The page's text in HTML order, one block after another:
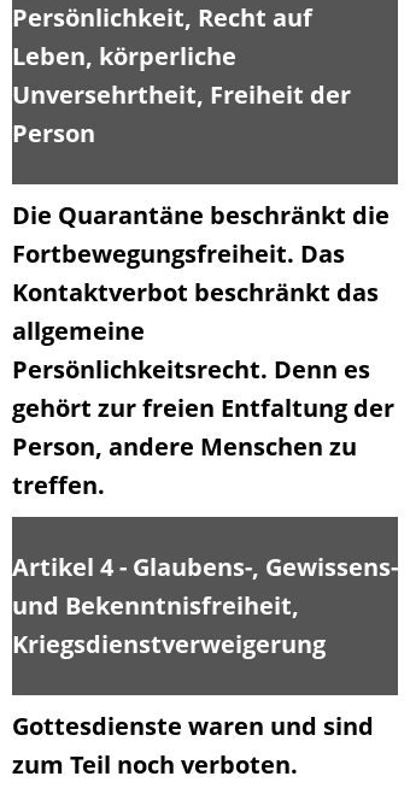
Persönlichkeit, Recht auf
Leben, körperliche
Unversehrtheit, Freiheit der
Person
Die Quarantäne beschränkt die
Fortbewegungsfreiheit. Das
Kontaktverbot beschränkt das
allgemeine
Persönlichkeitsrecht. Denn es
gehört zur freien Entfaltung der
Person, andere Menschen zu
treffen.
Artikel 4 - Glaubens-, Gewissens-
und Bekenntnisfreiheit,
Kriegsdienstverweigerung
Gottesdienste waren und sind
zum Teil noch verboten.